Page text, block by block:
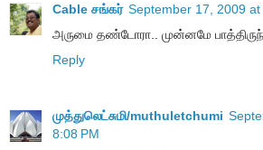
Cable சங்கர் September 17, 2009 at
அருமை தண்டோரா.. முன்னமே
Reply
முத்துலெட்சுமி/muthuletchumi
8:08 PM